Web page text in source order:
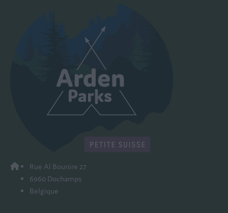
Rue Al Bounire 27
6960 Dochamps
Belgique